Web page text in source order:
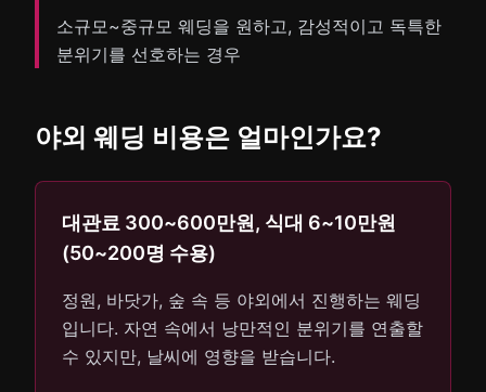
소규모~중규모 웨딩을 원하고, 감성적이고 독특한
분위기를 선호하는 경우
야외 웨딩 비용은 얼마인가요?
대관료 300~600만원, 식대 6~10만원
(50~200명 수용)
정원, 바닷가, 숲 속 등 야외에서 진행하는 웨딩
입니다. 자연 속에서 낭만적인 분위기를 연출할
수 있지만, 날씨에 영향을 받습니다.